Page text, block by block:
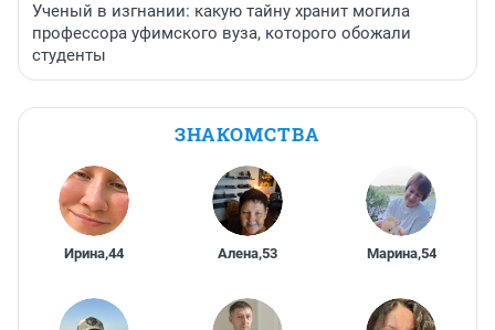
Ученый в изгнании: какую тайну хранит могила
профессора уфимского вуза, которого обожали
студенты
ЗНАКОМСТВА
Ирина,44 Алена,53 Марина,54